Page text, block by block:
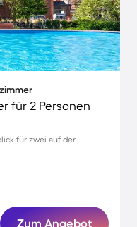
für 2 Personen
für zwei auf der
Zum Angebot